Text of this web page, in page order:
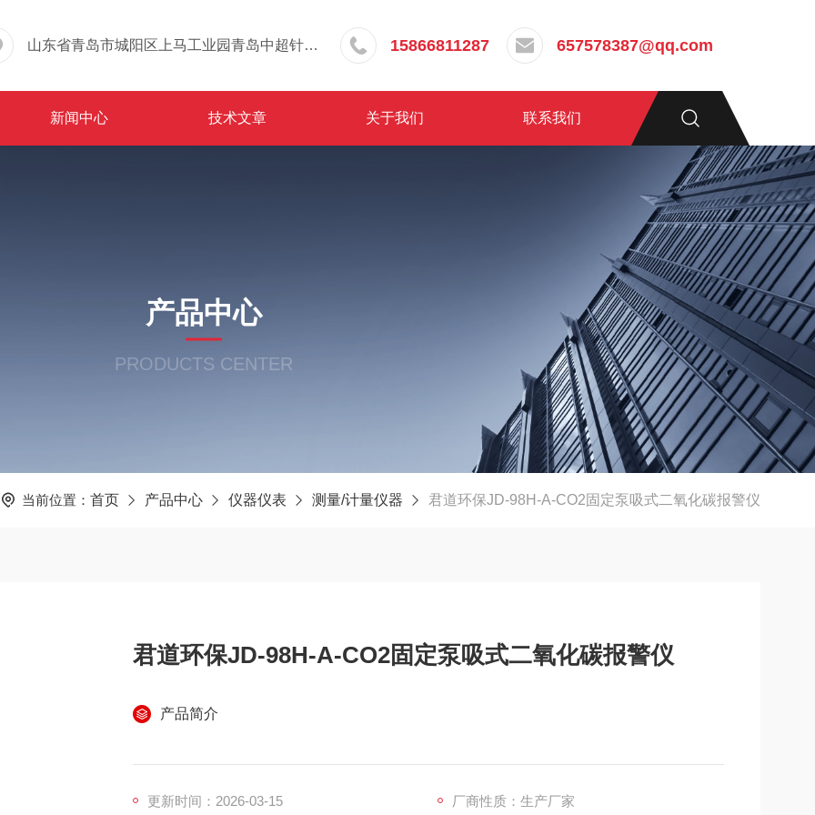
山东省青岛市城阳区上马工业园青岛中超针织有限公司院内东办公楼三层 15866811287 657578387@qq.com
新闻中心 技术文章 关于我们 联系我们
产品中心
PRODUCTS CENTER
当前位置： 首页 产品中心 仪器仪表 测量/计量仪器 君道环保JD-98H-A-CO2固定泵吸式二氧化碳报警仪
君道环保JD-98H-A-CO2固定泵吸式二氧化碳报警仪
产品简介
更新时间：2026-03-15 厂商性质：生产厂家